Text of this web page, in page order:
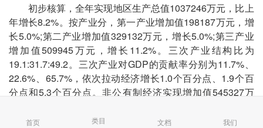
初步核算，全年实现地区生产总值1037246万元，比上
年增长8.2%。按产业分，第一产业增加值198187万元，增
长5.0%;第二产业增加值329132万元，增长5.0%;第三产业
增加值509945万元，增长11.2%。三次产业结构比为
19.1:31.7:49.2。三次产业对GDP的贡献率分别为11.7%、
22.6%、65.7%，依次拉动经济增长1.0个百分点、1.9个百
分点和5.3个百分点。非公有制经济实现增加值545327万
增加值544957万元，增长7.3%，占全县经济的52.5%。按
首页 类目 文档 我们